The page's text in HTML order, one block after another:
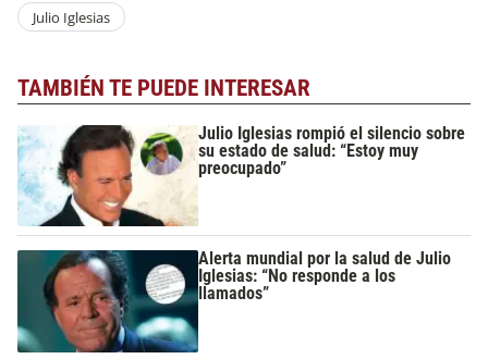
Julio Iglesias
TAMBIÉN TE PUEDE INTERESAR
Julio Iglesias rompió el silencio sobre
su estado de salud: “Estoy muy
preocupado”
Alerta mundial por la salud de Julio
Iglesias: “No responde a los
llamados”